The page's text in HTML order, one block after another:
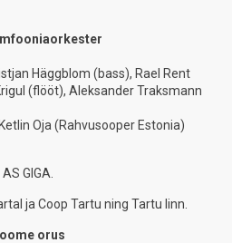
Häggblom (bass), Rael Rent
(flööt), Aleksander Traksmann
Oja (Rahvusooper Estonia)
GIGA.
ja Coop Tartu ning Tartu linn.
orus